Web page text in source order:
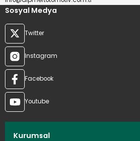
Sosyal Medya
Twitter
Instagram
Facebook
Youtube
Kurumsal